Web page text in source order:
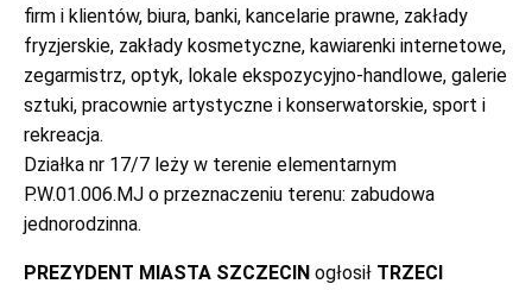
firm i klientów, biura, banki, kancelarie prawne, zakłady
fryzjerskie, zakłady kosmetyczne, kawiarenki internetowe,
zegarmistrz, optyk, lokale ekspozycyjno-handlowe, galerie
sztuki, pracownie artystyczne i konserwatorskie, sport i
rekreacja.
Działka nr 17/7 leży w terenie elementarnym
P.W.01.006.MJ o przeznaczeniu terenu: zabudowa
jednorodzinna.
PREZYDENT MIASTA SZCZECIN ogłosił TRZECI